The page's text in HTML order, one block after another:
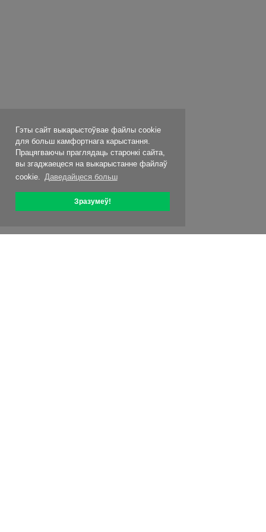
Гэты сайт выкарыстоўвае файлы cookie
для больш камфортнага карыстання.
Працягваючы праглядаць старонкі сайта,
вы згаджаецеся на выкарыстанне файлаў
cookie. Даведайцеся больш
Зразумеў!